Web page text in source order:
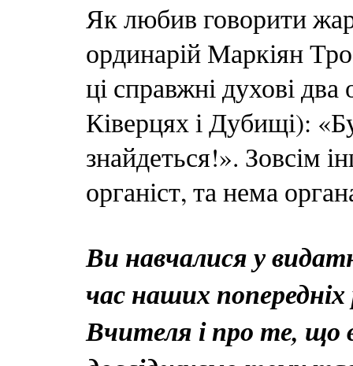
Як любив говорити
ординарій Маркіян
ці справжні духові
Ківерцях і Дубищі):
знайдеться!». Зовсім
органіст, та нема
Ви навчалися у
час наших попередніх
Вчителя і про те, що